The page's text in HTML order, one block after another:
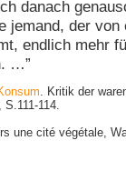
danach
jemand, der von
endlich mehr
…”
. Kritik der
114.
une cité végétale,